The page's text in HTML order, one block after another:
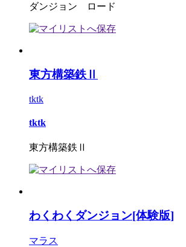
ダンジョン ロード
東方構築鉄Ⅱ
tktk
tktk
東方構築鉄Ⅱ
わくわくダンジョン[体験版]
マラス